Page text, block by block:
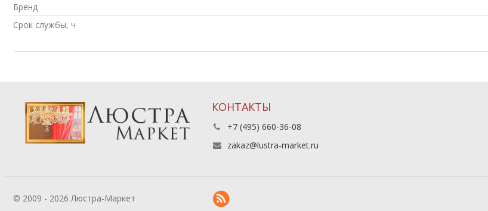
Бренд
Срок службы, ч
КОНТАКТЫ
+7 (495) 660-36-08
zakaz@lustra-market.ru
© 2009 - 2026 Люстра-Маркет